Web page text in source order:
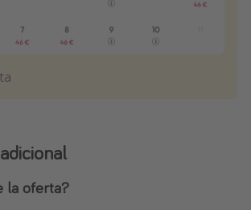
la oferta?